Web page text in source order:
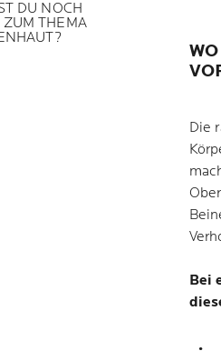
DU NOCH
ZUM THEMA
Die
Bei